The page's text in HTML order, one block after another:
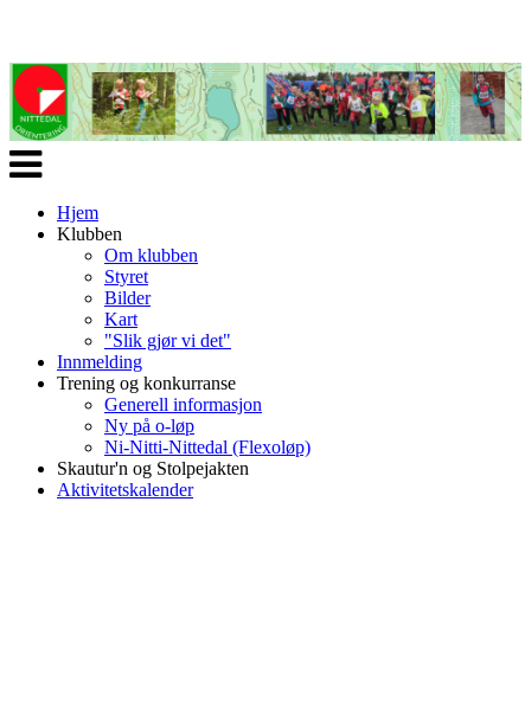
Veksle
navigasjon
Hjem
Klubben
Om klubben
Styret
Bilder
Kart
"Slik gjør vi det"
Innmelding
Trening og konkurranse
Generell informasjon
Ny på o-løp
Ni-Nitti-Nittedal (Flexoløp)
Skautur'n og Stolpejakten
Aktivitetskalender